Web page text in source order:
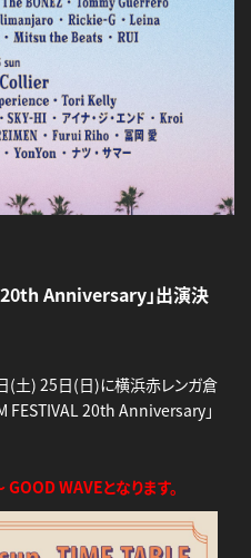
20th Anniversary」出演決
(土) 25日(日)に横浜赤レンガ倉
FESTIVAL 20th Anniversary」
WAVEとなります。